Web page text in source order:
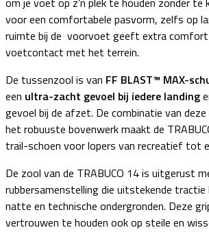
voor een comfortabele pasvorm, zelfs op
ruimte bij de voorvoet geeft extra
voetcontact met het terrein.
De tussenzool is van FF BLAST™ MAX-
een ultra-zacht gevoel bij iedere landing
gevoel bij de afzet. De combinatie van
het robuuste bovenwerk maakt de
trail-schoen voor lopers van recreatief tot
De zool van de TRABUCO 14 is uitgerust
rubbersamenstelling die uitstekende
natte en technische ondergronden. Deze
vertrouwen te houden ook op steile en